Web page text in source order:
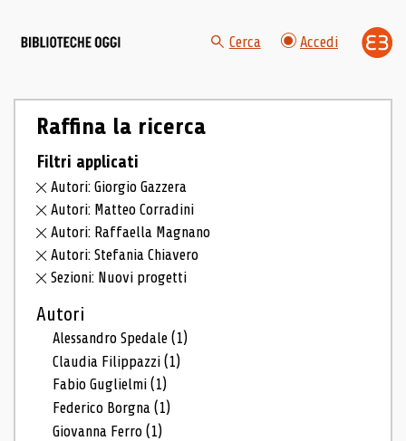
Cerca Accedi
Raffina la ricerca
Filtri applicati
Autori: Giorgio Gazzera
Autori: Matteo Corradini
Autori: Raffaella Magnano
Autori: Stefania Chiavero
Sezioni: Nuovi progetti
Autori
Alessandro Spedale(1)
Claudia Filippazzi(1)
Fabio Guglielmi(1)
Federico Borgna(1)
Giovanna Ferro(1)